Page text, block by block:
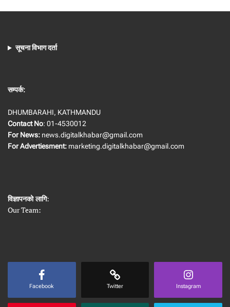
सूचना विभाग दर्ता
सम्पर्क:
DHUMBARAHI, KATHMANDU
Contact No: 01-4530012
For News: news.digitalkhabar@gmail.com
For Advertiesment: marketing.digitalkhabar@gmail.com
विज्ञापनको लागि:
Our Team:
Facebook Twitter Instagram